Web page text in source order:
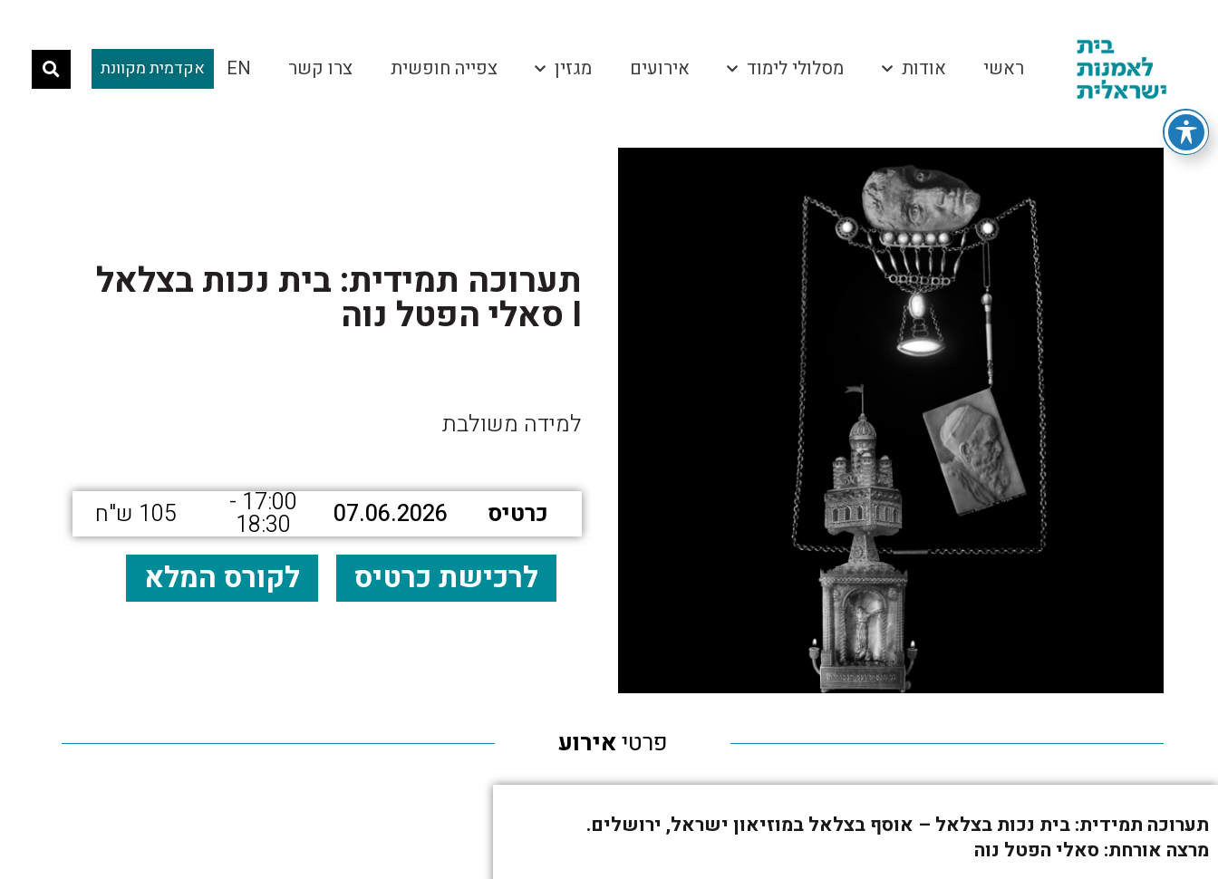
ראשי אודות מסלולי לימוד אירועים מגזין צפייה חופשית צרו קשר EN אקדמית מקוונת
תערוכה תמידית: בית נכות בצלאל
I סאלי הפטל נוה
למידה משולבת
כרטיס 07.06.2026
17:00 -
18:30 105 ש"ח
לרכישת כרטיס לקורס המלא
פרטיאירוע
תערוכה תמידית: בית נכות בצלאל – אוסף בצלאל במוזיאון ישראל, ירושלים.
מרצה אורחת: סאלי הפטל נוה